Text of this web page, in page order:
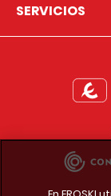
SERVICIOS